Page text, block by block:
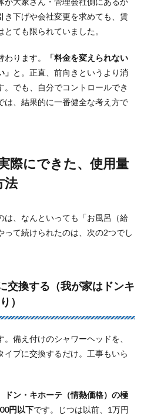
き下げや会社変更を求めても、賃
ても限られていました。
ります。
「料金を変えられない
と。正直、前向きというより消
でも、自分でコントロールでき
は、結果的に一番健全な考え方で
際にできた、使用量
法
は、なんといっても「お風呂（給
て続けられたのは、次の2つでし
交換する（我が家はドンキ
）
備え付けのシャワーヘッドを、
イプに交換するだけ。工事もいら
ドン・キホーテ（情熱価格）の極
円以下です。じつは以前、1万円